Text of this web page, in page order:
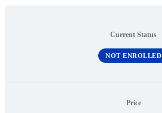
Current Status
NOT ENROLLED
Price